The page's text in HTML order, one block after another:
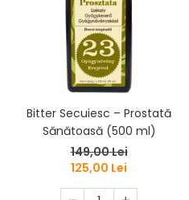
Bitter Secuiesc – Prostată
Sănătoasă (500 ml)
149,00 Lei
125,00 Lei